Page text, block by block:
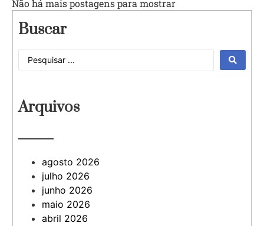
Não há mais postagens para mostrar
Buscar
Arquivos
———
agosto 2026
julho 2026
junho 2026
maio 2026
abril 2026